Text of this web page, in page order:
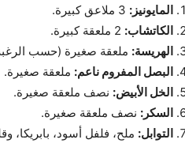
المايونيز:
الكاتشاب:
الهريسة: ملعقة صغيرة (حسب
البصل المفروم ناعم: ملعقة صغيرة.
الخل الأبيض: نصف ملعقة صغيرة.
السكر: نصف ملعقة صغيرة.
التوابل: ملح، فلفل أسود، بابريكا،